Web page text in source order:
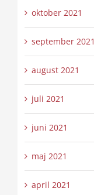
oktober 2021
september 2021
august 2021
juli 2021
juni 2021
maj 2021
april 2021